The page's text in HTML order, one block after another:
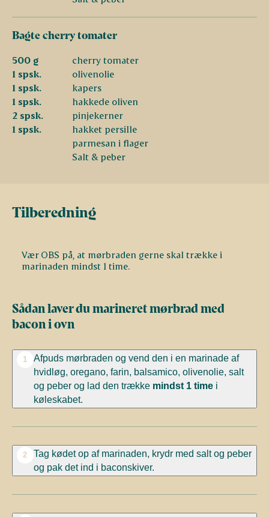
Bagte cherry tomater
500 g
cherry tomater
1 spsk.
olivenolie
1 spsk.
kapers
1 spsk.
hakkede oliven
2 spsk.
pinjekerner
1 spsk.
hakket persille
parmesan i flager
Salt & peber
Tilberedning
Vær OBS på, at mørbraden gerne skal trække i
marinaden mindst 1 time.
Sådan laver du marineret mørbrad med
bacon i ovn
1
Afpuds mørbraden og vend den i en marinade af
hvidløg, oregano, farin, balsamico, olivenolie, salt
og peber og lad den trække mindst 1 timei
køleskabet.
2
Tag kødet op af marinaden, krydr med salt og peber
og pak det ind i baconskiver.